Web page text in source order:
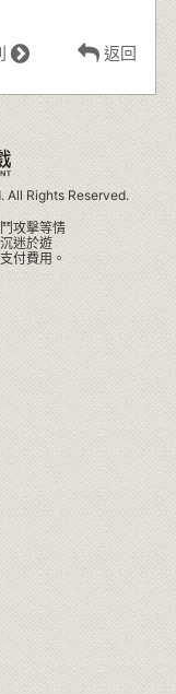
返回
All Rights Reserved.
攻擊等情
迷於遊
付費用。